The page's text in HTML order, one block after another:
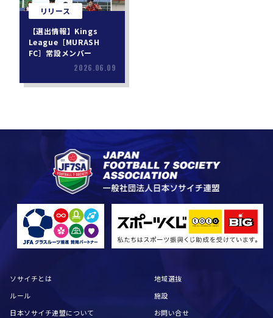
リリース
【選出情報】Kings
League［MURASH
FC］常設メンバー
2026.06.09
ソサイチとは
ルール
日本ソサイチ連盟について
地域選抜
施設
お問い合せ